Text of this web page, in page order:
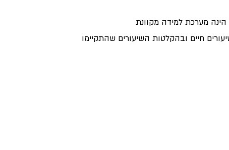
מערכת למידה מקוונת
חיים ובהקלטות השיעורים שהתקיימו